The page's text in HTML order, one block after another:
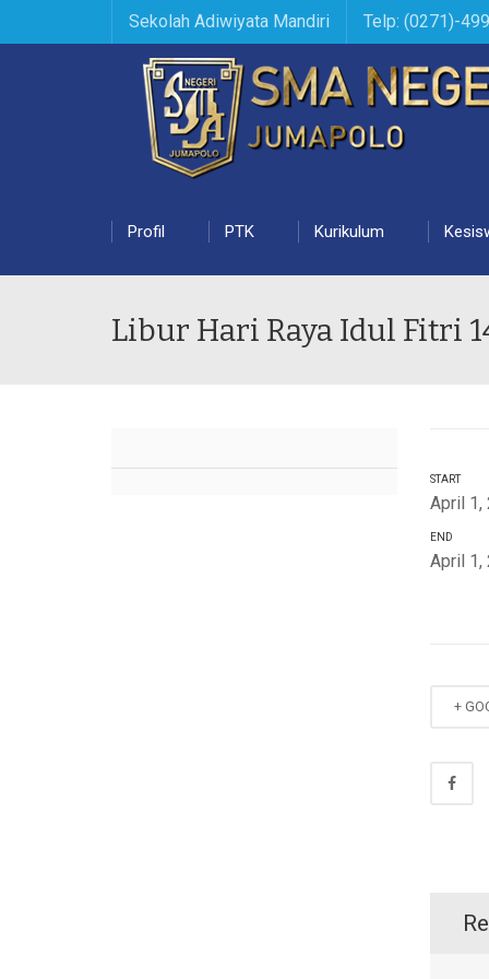
Sekolah Adiwiyata Mandiri Telp: (0271)-
Profil PTK Kurikulum
Libur Hari Raya Idul Fitri
START
April 1,
END
April 1,
+